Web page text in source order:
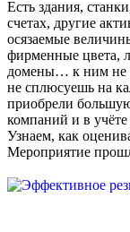
Есть здания,
счетах, другие
осязаемые
фирменные цвета,
домены… к ним не
не сплюсуешь на
приобрели
компаний и в учёте
Узнаем, как
Мероприятие